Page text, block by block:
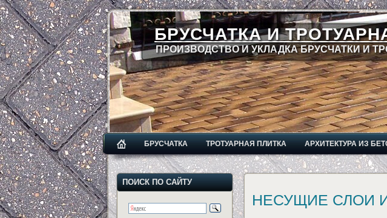
БРУСЧАТКА И
ПРОИЗВОДСТВО И УКЛАДКА БРУСЧАТКИ И
БРУСЧАТКА ТРОТУАРНАЯ ПЛИТКА АРХИТЕКТУРА ИЗ
ПОИСК ПО САЙТУ
НЕСУЩИЕ СЛОИ